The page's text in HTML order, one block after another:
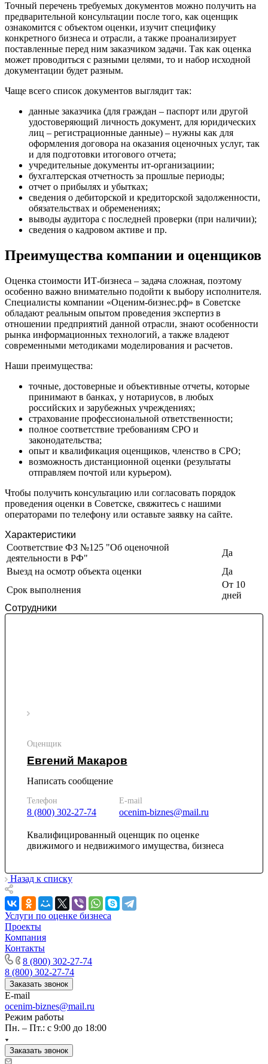
Точный перечень требуемых документов можно получить на
предварительной консультации после того, как оценщик
ознакомится с объектом оценки, изучит специфику
конкретного бизнеса и отрасли, а также проанализирует
поставленные перед ним заказчиком задачи. Так как оценка
может проводиться с разными целями, то и набор исходной
документации будет разным.
Чаще всего список документов выглядит так:
данные заказчика (для граждан – паспорт или другой
удостоверяющий личность документ, для юридических
лиц – регистрационные данные) – нужны как для
оформления договора на оказания оценочных услуг, так
и для подготовки итогового отчета;
учредительные документы ит-организациии;
бухгалтерская отчетность за прошлые периоды;
отчет о прибылях и убытках;
сведения о дебиторской и кредиторской задолженности,
обязательствах и обременениях;
выводы аудитора с последней проверки (при наличии);
сведения о кадровом активе и пр.
Преимущества компании и оценщиков
Оценка стоимости ИТ-бизнеса – задача сложная, поэтому
особенно важно внимательно подойти к выбору исполнителя.
Специалисты компании «Оценим-бизнес.рф» в Советске
обладают реальным опытом проведения экспертиз в
отношении предприятий данной отрасли, знают особенности
рынка информационных технологий, а также владеют
современными методиками моделирования и расчетов.
Наши преимущества:
точные, достоверные и объективные отчеты, которые
принимают в банках, у нотариусов, в любых
российских и зарубежных учреждениях;
страхование профессиональной ответственности;
полное соответствие требованиям СРО и
законодательства;
опыт и квалификация оценщиков, членство в СРО;
возможность дистанционной оценки (результаты
отправляем почтой или курьером).
Чтобы получить консультацию или согласовать порядок
проведения оценки в Советске, свяжитесь с нашими
операторами по телефону или оставьте заявку на сайте.
Характеристики
Соответствие ФЗ №125 "Об оценочной
деятельности в РФ"
Да
Выезд на осмотр объекта оценки
Да
Срок выполнения
От 10
дней
Сотрудники
Оценщик
Евгений Макаров
Написать сообщение
Телефон
8 (800) 302-27-74
E-mail
ocenim-biznes@mail.ru
Квалифицированный оценщик по оценке
движимого и недвижимого имущества, бизнеса
Назад к списку
Услуги по оценке бизнеса
Проекты
Компания
Контакты
8 (800) 302-27-74
8 (800) 302-27-74
Заказать звонок
E-mail
ocenim-biznes@mail.ru
Режим работы
Пн. – Пт.: с 9:00 до 18:00
Заказать звонок
Гусь-Хрустальный
Дедовск
Дербент
Джанкой
Дзержинск
Димитровград
Дмитров
Долгопрудный
Домодедово
Дубна
Дюртюли
Евпатория
Егорьевск
Екатеринбург
Елец
Енисейск
Ермолино
Ессентуки
Железногорск
Железногорск-Илимский
Заводоуковск
Заозерный
Заполярный
Заречный
Заринск
Звенигород
Зеленоград
Зея
Златоуст
Ивантеевка
Ижевск
Изобильный
Ипатово
Ирбит
Иркутск
Каменка
Каменск-Уральский
Камень-на-Оби
Камышин
Камышлов
Кандалакша
Карпинск
Касли
Каспийск
Кашира
Кемерово
Керчь
Кизляр
Кимры
Кингисепп
Кинель
Кинешма
Киржач
Кириши
Киров